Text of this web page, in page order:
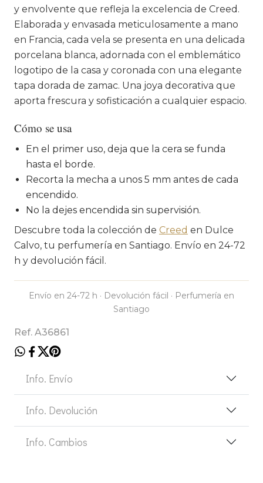
y envolvente que refleja la excelencia de Creed.
Elaborada y envasada meticulosamente a mano
en Francia, cada vela se presenta en una delicada
porcelana blanca, adornada con el emblemático
logotipo de la casa y coronada con una elegante
tapa dorada de zamac. Una joya decorativa que
aporta frescura y sofisticación a cualquier espacio.
Cómo se usa
En el primer uso, deja que la cera se funda
hasta el borde.
Recorta la mecha a unos 5 mm antes de cada
encendido.
No la dejes encendida sin supervisión.
Descubre toda la colección de Creed en Dulce
Calvo, tu perfumería en Santiago. Envío en 24-72
h y devolución fácil.
Envío en 24-72 h · Devolución fácil · Perfumería en
Santiago
Ref. A36861
Info. Envío
Info. Devolución
Info. Cambios